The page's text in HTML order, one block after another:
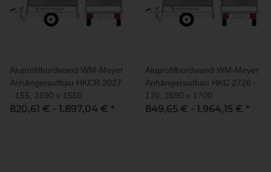
Aluprofilbordwand WM-Meyer
Anhängeraufbau HKCR 2027
- 155, 2690 x 1550
820,61 € - 1.897,04 € *
Aluprofilbordwand WM-Meyer
Anhängeraufbau HKC 2726 -
170, 2690 x 1700
849,65 € - 1.964,15 € *